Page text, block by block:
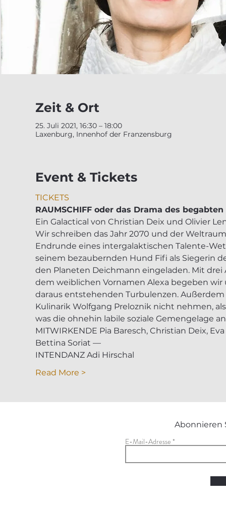
Zeit & Ort
25. Juli 2021, 16:30 – 18:00
Laxenburg, Innenhof der Franzensburg
Event & Tickets
TICKETS
RAUMSCHIFF oder das Drama des
Ein Galactical von Christian Deix und Olivier
Wir schreiben das Jahr 2070 und der
Endrunde eines intergalaktischen Talente-
seinem bezaubernden Hund Fifi als Siegerin
den Planeten Deichmann eingeladen. Mit
dem weiblichen Vornamen Alexa begeben
daraus entstehenden Turbulenzen.
Kulinarik Wolfgang Preloznik nicht nehmen,
was die ohnehin labile soziale Gemengelage
MITWIRKENDE Pia Baresch, Christian Deix,
Bettina Soriat —
INTENDANZ Adi Hirschal
Read More >
Abonnieren
E-Mail-Adresse